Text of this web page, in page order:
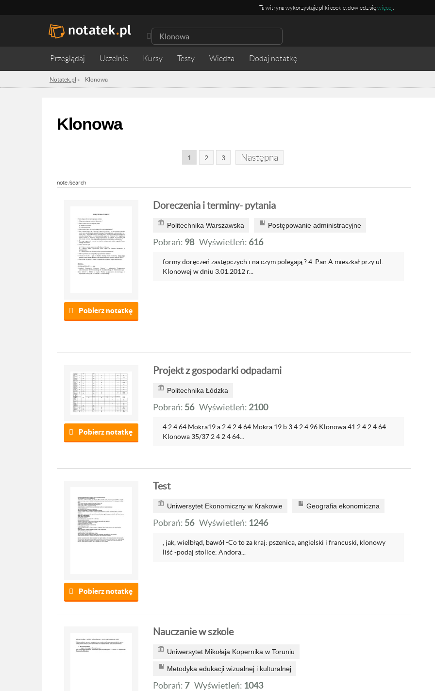
Ta witryna wykorzystuje pliki cookie, dowiedz sięwięcej
Przeglądaj Uczelnie Kursy Testy Wiedza
Notatek.pl » Klonowa
Klonowa
1 2 3 Następna
note /search
Pobierz notatkę
Doreczenia i terminy- pytania
Politechnika Warszawska Postępowanie administracyjne
Pobrań: 98 Wyświetleń: 616
formy doręczeń zastępczych i na czym polegają ? 4. Pan A mieszkał przy ul.
Klonowej w dniu 3.01.2012 r...
Pobierz notatkę
Projekt z gospodarki odpadami
Politechnika Łódzka
Pobrań: 56 Wyświetleń: 2100
4 2 4 64 Mokra19 a 2 4 2 4 64 Mokra 19 b 3 4 2 4 96 Klonowa 41 2 4 2 4 64
Klonowa 35/37 2 4 2 4 64...
Pobierz notatkę
Test
Uniwersytet Ekonomiczny w Krakowie Geografia ekonomiczna
Pobrań: 56 Wyświetleń: 1246
, jak, wielbłąd, bawół -Co to za kraj: pszenica, angielski i francuski, klonowy
liść -podaj stolice: Andora...
Nauczanie w szkole
Uniwersytet Mikołaja Kopernika w Toruniu
Metodyka edukacji wizualnej i kulturalnej
Pobrań: 7 Wyświetleń: 1043